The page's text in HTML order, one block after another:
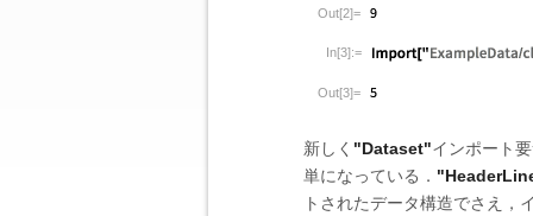
Out[2]=
In[3]:=
Out[3]=
新しく "Dataset"インポート
単になっている．
トされたデータ構造でさえ，